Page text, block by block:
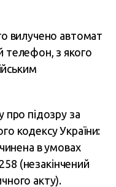
вилучено автомат
телефон, з якого
про підозру за
кодексу України:
в умовах
(незакінчений
акту).